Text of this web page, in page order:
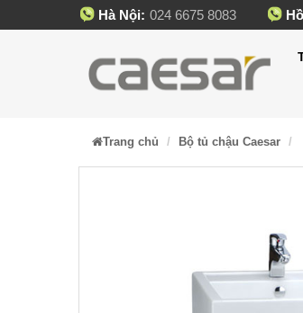
Hà Nội: 024 6675 8083
Trang chủ Bộ tủ chậu Caesar